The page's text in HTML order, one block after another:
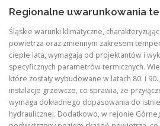
Regionalne uwarunkowania
Śląskie warunki klimatyczne,
powietrza oraz zmiennym zakresem
ciepłe lata, wymagają od projektantów i
specyficznych parametrów termicznych.
które zostały wybudowane w latach 80. i
instalacje grzewcze, co sprawia, że
wymaga dokładnego dopasowania do
hydraulicznej. Dodatkowo, w rejonie